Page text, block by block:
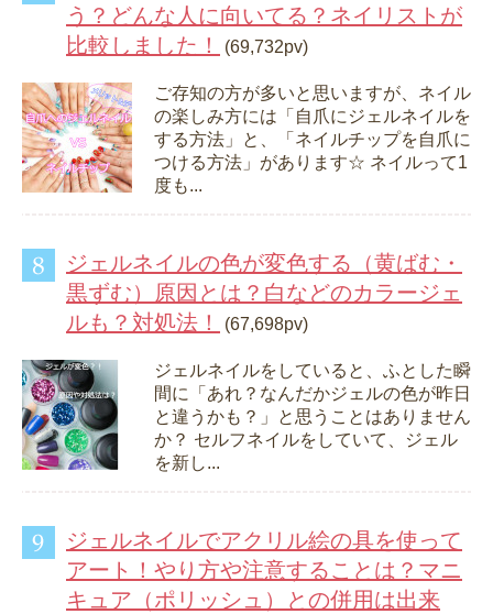
う？どんな人に向いてる？ネイリストが
比較しました！
(69,732pv)
ご存知の方が多いと思いますが、ネイル
の楽しみ方には「自爪にジェルネイルを
する方法」と、「ネイルチップを自爪に
つける方法」があります☆ ネイルって1
度も...
ジェルネイルの色が変色する（黄ばむ・
黒ずむ）原因とは？白などのカラージェ
ルも？対処法！
(67,698pv)
ジェルネイルをしていると、ふとした瞬
間に「あれ？なんだかジェルの色が昨日
と違うかも？」と思うことはありません
か？ セルフネイルをしていて、ジェル
を新し...
ジェルネイルでアクリル絵の具を使って
アート！やり方や注意することは？マニ
キュア（ポリッシュ）との併用は出来